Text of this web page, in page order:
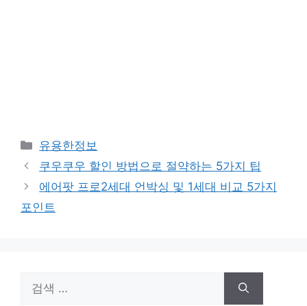
카
테
고
리
유용한정보
쿠우쿠우 할인 방법으로 절약하는 5가지 팁
에어팟 프로2세대 언박싱 및 1세대 비교 5가지
포인트
색: